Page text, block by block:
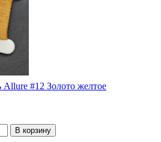
#12 Золото желтое
В корзину